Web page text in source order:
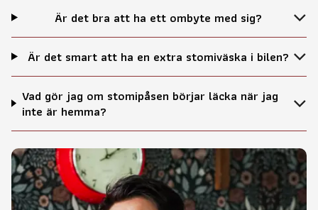
Är det bra att ha ett ombyte med sig?
Är det smart att ha en extra stomiväska i bilen?
Vad gör jag om stomipåsen börjar läcka när jag
inte är hemma?